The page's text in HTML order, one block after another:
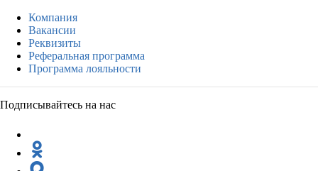
Компания
Вакансии
Реквизиты
Реферальная программа
Программа лояльности
Подписывайтесь на нас